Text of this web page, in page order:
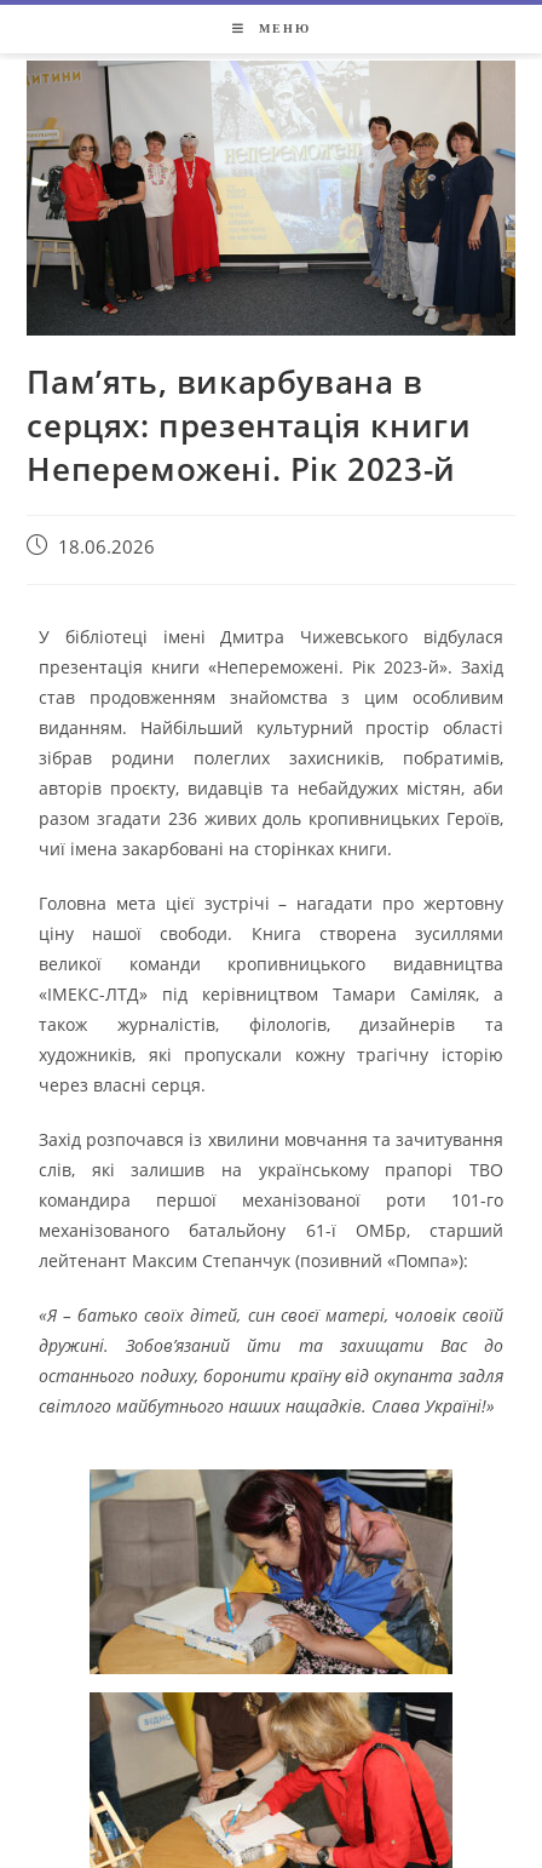
МЕНЮ
Пам’ять, викарбувана в
серцях: презентація книги
Непереможені. Рік 2023-й
18.06.2026
У бібліотеці імені Дмитра Чижевського відбулася
презентація книги «Непереможені. Рік 2023-й». Захід
став продовженням знайомства з цим особливим
виданням. Найбільший культурний простір області
зібрав родини полеглих захисників, побратимів,
авторів проєкту, видавців та небайдужих містян, аби
разом згадати 236 живих доль кропивницьких Героїв,
чиї імена закарбовані на сторінках книги.
Головна мета цієї зустрічі – нагадати про жертовну
ціну нашої свободи. Книга створена зусиллями
великої команди кропивницького видавництва
«ІМЕКС-ЛТД» під керівництвом Тамари Саміляк, а
також журналістів, філологів, дизайнерів та
художників, які пропускали кожну трагічну історію
через власні серця.
Захід розпочався із хвилини мовчання та зачитування
слів, які залишив на українському прапорі ТВО
командира першої механізованої роти 101-го
механізованого батальйону 61-ї ОМБр, старший
лейтенант Максим Степанчук (позивний «Помпа»):
«Я – батько своїх дітей, син своєї матері, чоловік своїй
дружині. Зобов’язаний йти та захищати Вас до
останнього подиху, боронити країну від окупанта задля
світлого майбутнього наших нащадків. Слава Україні!»